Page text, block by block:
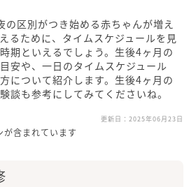
の区別がつき始める赤ちゃんが増え
るために、タイムスケジュールを見
期といえるでしょう。生後4ヶ月の
安や、一日のタイムスケジュール
について紹介します。生後4ヶ月の
談も参考にしてみてくださいね。
更新日： 2025年06月23日
含まれています